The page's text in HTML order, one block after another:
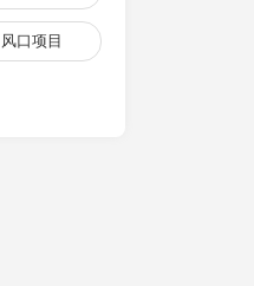
风口项目